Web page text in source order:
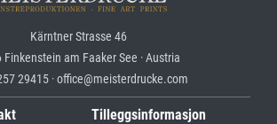
Kärntner Strasse 46
Finkenstein am Faaker See · Austria
29415 · office@meisterdrucke.com
Tilleggsinformasjon